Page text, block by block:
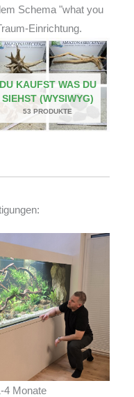
Schema "what you
Einrichtung.
DU KAUFST WAS DU
SIEHST (WYSIWYG)
53 PRODUKTE
4 Monate